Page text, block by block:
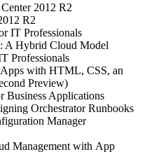
2012 R2
R2
IT Professionals
A Hybrid Cloud Model
Professionals
with HTML, CSS, an
Preview)
Business Applications
Orchestrator Runbooks
Manager
Management with App